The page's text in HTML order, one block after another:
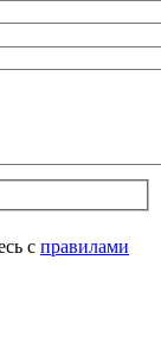
с правилами